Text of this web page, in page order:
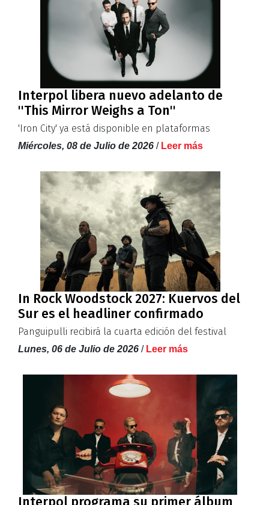
Interpol libera nuevo adelanto de
''This Mirror Weighs a Ton''
'Iron City' ya está disponible en plataformas
Miércoles, 08 de Julio de 2026 / Leer más
In Rock Woodstock 2027: Kuervos del
Sur es el headliner confirmado
Panguipulli recibirá la cuarta edición del festival
Lunes, 06 de Julio de 2026 / Leer más